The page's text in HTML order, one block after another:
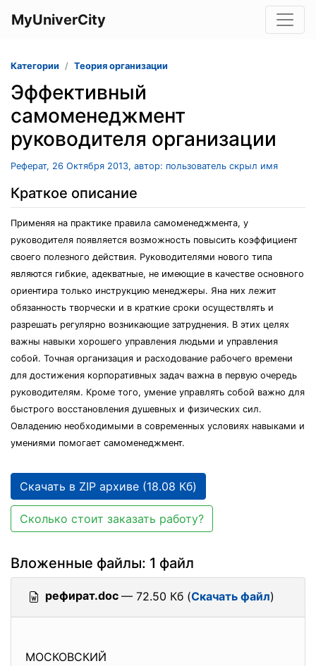
MyUniverCity
Категории Теория организации
Эффективный
самоменеджмент
руководителя организации
Реферат, 26 Октября 2013, автор: пользователь скрыл имя
Краткое описание
Применяя на практике правила самоменеджмента, у
руководителя появляется возможность повысить коэффициент
своего полезного действия. Руководителями нового типа
являются гибкие, адекватные, не имеющие в качестве основного
ориентира только инструкцию менеджеры. Яна них лежит
обязанность творчески и в краткие сроки осуществлять и
разрешать регулярно возникающие затруднения. В этих целях
важны навыки хорошего управления людьми и управления
собой. Точная организация и расходование рабочего времени
для достижения корпоративных задач важна в первую очередь
руководителям. Кроме того, умение управлять собой важно для
быстрого восстановления душевных и физических сил.
Овладению необходимыми в современных условиях навыками и
умениями помогает самоменеджмент.
Скачать в ZIP архиве (18.08 Кб)
Сколько стоит заказать работу?
Вложенные файлы: 1 файл
рефират.doc — 72.50 Кб (Скачать файл)
МОСКОВСКИЙ